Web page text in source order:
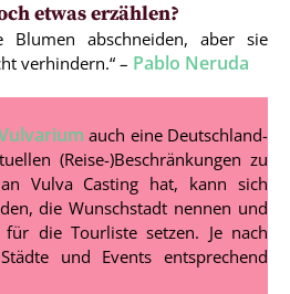
etwas erzählen?
Blumen abschneiden, aber sie
verhindern.“ – Pablo Neruda
auch eine Deutschland-
(Reise-)Beschränkungen zu
Vulva Casting hat, kann sich
die Wunschstadt nennen und
die Tourliste setzen. Je nach
und Events entsprechend